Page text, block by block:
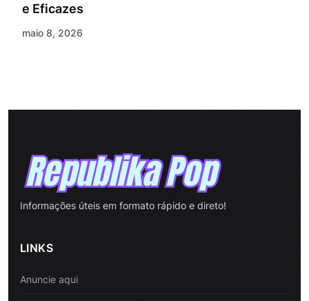
e Eficazes
maio 8, 2026
Informações úteis em formato rápido e direto!
LINKS
Anuncie aqui